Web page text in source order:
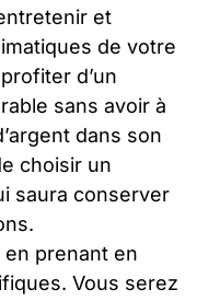
et
de votre
d’un
sans avoir à
dans son
choisir un
saura conserver
prenant en
Vous serez